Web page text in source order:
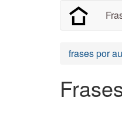
frases por